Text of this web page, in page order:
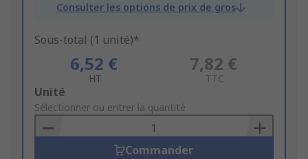
Consulter les options de prix de gros
Sous-total (1 unité)*
6,52 €
HT
7,82 €
TTC
Add
to
Basket
Unité
Sélectionner ou entrer la quantité
Commander